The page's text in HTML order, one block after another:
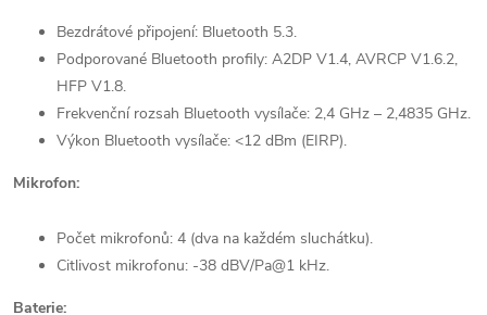
Bezdrátové připojení: Bluetooth 5.3.
Podporované Bluetooth profily: A2DP V1.4, AVRCP V1.6.2,
HFP V1.8.
Frekvenční rozsah Bluetooth vysílače: 2,4 GHz – 2,4835 GHz.
Výkon Bluetooth vysílače: <12 dBm (EIRP).
Mikrofon:
Počet mikrofonů: 4 (dva na každém sluchátku).
Citlivost mikrofonu: -38 dBV/Pa@1 kHz.
Baterie: